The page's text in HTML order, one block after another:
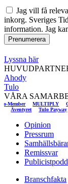
Jag vill få
inkorg. Sveriges
information. Jag
Lyssna här
Ahody
Tulo
VÅRA
MULTIPLY
Tulo
Äventyret
Readly
Opinion
Pressrum
Remissvar
Branschfakta